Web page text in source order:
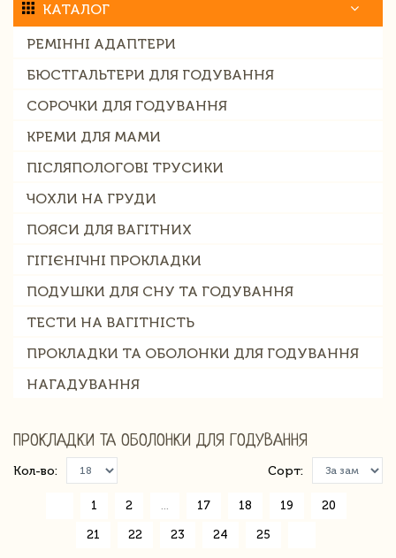
КАТАЛОГ
РЕМІННІ АДАПТЕРИ
БЮСТГАЛЬТЕРИ ДЛЯ ГОДУВАННЯ
СОРОЧКИ ДЛЯ ГОДУВАННЯ
КРЕМИ ДЛЯ МАМИ
ПІСЛЯПОЛОГОВІ ТРУСИКИ
ЧОХЛИ НА ГРУДИ
ПОЯСИ ДЛЯ ВАГІТНИХ
ГІГІЄНІЧНІ ПРОКЛАДКИ
ПОДУШКИ ДЛЯ СНУ ТА ГОДУВАННЯ
ТЕСТИ НА ВАГІТНІСТЬ
ПРОКЛАДКИ ТА ОБОЛОНКИ ДЛЯ ГОДУВАННЯ
НАГАДУВАННЯ
ПРОКЛАДКИ ТА ОБОЛОНКИ ДЛЯ ГОДУВАННЯ
Кол-во: Сорт:
1 2 17 18 19 20
21 22 23 24 25